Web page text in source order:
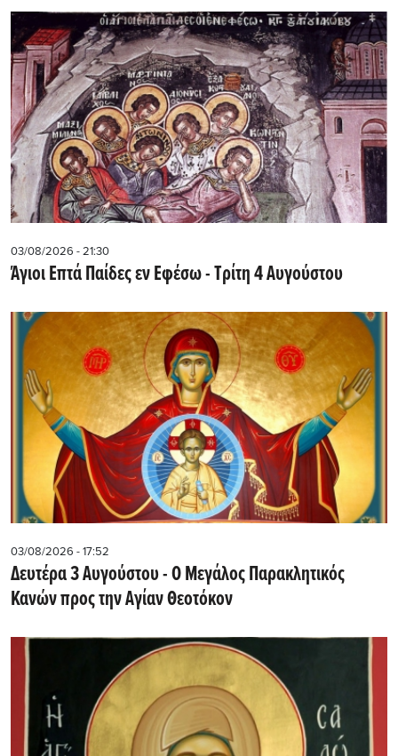
03/08/2026 - 21:30
Άγιοι Επτά Παίδες εν Εφέσω - Τρίτη 4 Αυγούστου
03/08/2026 - 17:52
Δευτέρα 3 Αυγούστου - Ο Μεγάλος Παρακλητικός
Κανών προς την Αγίαν Θεοτόκον